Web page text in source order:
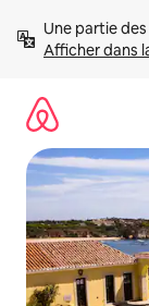
directement
Afficher dans